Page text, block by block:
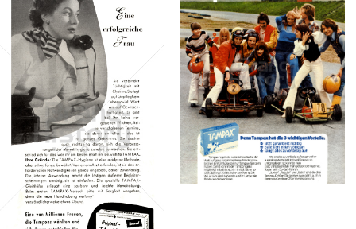
Konzerne
Epoche
Tampax
Procter & Gamble
Service GmbH
1954
Tampax
Procter & Gamble
Service GmbH
1979
Bild-ID: 41710